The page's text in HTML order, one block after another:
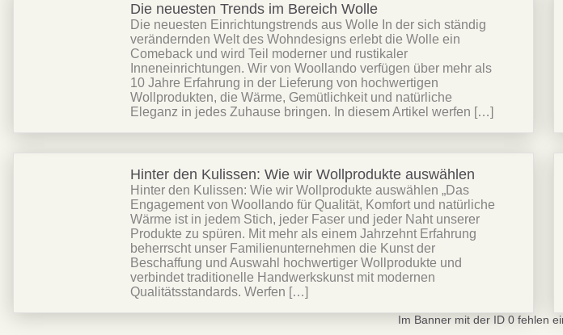
Die neuesten Trends im Bereich Wolle
Die neuesten Einrichtungstrends aus Wolle In der sich ständig
verändernden Welt des Wohndesigns erlebt die Wolle ein
Comeback und wird Teil moderner und rustikaler
Inneneinrichtungen. Wir von Woollando verfügen über mehr als
10 Jahre Erfahrung in der Lieferung von hochwertigen
Wollprodukten, die Wärme, Gemütlichkeit und natürliche
Eleganz in jedes Zuhause bringen. In diesem Artikel werfen […]
Hinter den Kulissen: Wie wir Wollprodukte auswählen
Hinter den Kulissen: Wie wir Wollprodukte auswählen „Das
Engagement von Woollando für Qualität, Komfort und natürliche
Wärme ist in jedem Stich, jeder Faser und jeder Naht unserer
Produkte zu spüren. Mit mehr als einem Jahrzehnt Erfahrung
beherrscht unser Familienunternehmen die Kunst der
Beschaffung und Auswahl hochwertiger Wollprodukte und
verbindet traditionelle Handwerkskunst mit modernen
Qualitätsstandards. Werfen […]
Im Banner mit der ID 0 fehlen